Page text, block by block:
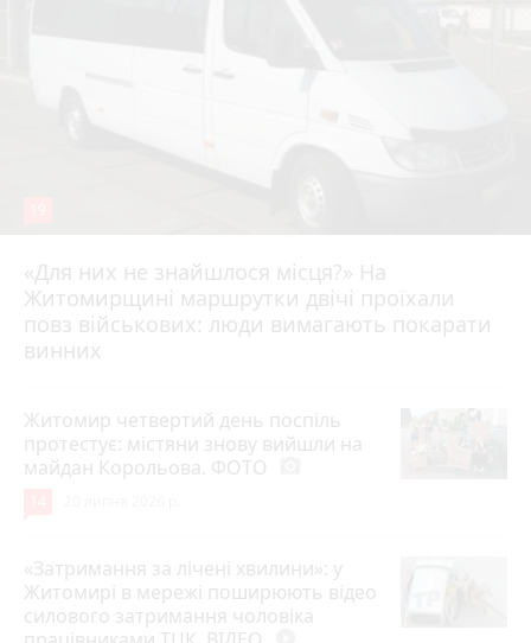
«Для них не знайшлося місця?» На
Житомирщині маршрутки двічі проїхали
повз військових: люди вимагають покарати
винних
17 липня 2026 р.
Житомир четвертий день поспіль
протестує: містяни знову вийшли на
майдан Корольова. ФОТО
«Затримання за лічені хвилини»: у
Житомирі в мережі поширюють відео
силового затримання чоловіка